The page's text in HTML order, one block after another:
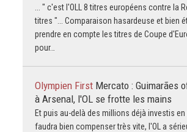
... " c'est l'OLL 8 titres européens contre la
titres "... Comparaison hasardeuse et bien
prendre en compte les titres de Coupe
pour…
Olympien First Mercato : Guimarães
à Arsenal, l'OL se frotte les mains
Et puis au-delà des millions déjà investis en
faudra bien compenser très vite, l'OL a